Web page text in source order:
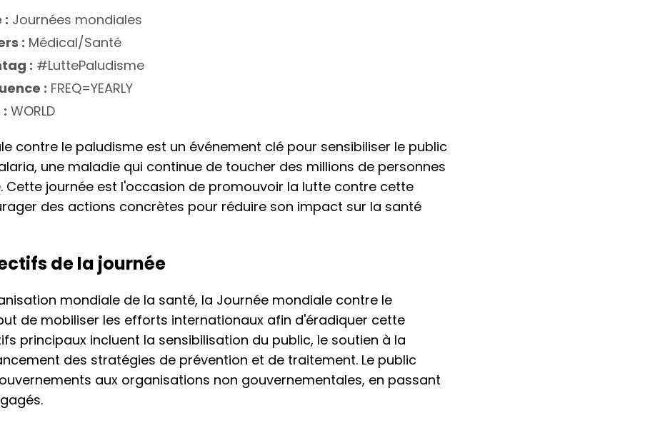
: Journées mondiales
: Médical/Santé
: #LuttePaludisme
: FREQ=YEARLY
WORLD
contre le paludisme est un événement clé pour sensibiliser le public
une maladie qui continue de toucher des millions de personnes
Cette journée est l'occasion de promouvoir la lutte contre cette
des actions concrètes pour réduire son impact sur la santé
de la journée
mondiale de la santé, la Journée mondiale contre le
de mobiliser les efforts internationaux afin d'éradiquer cette
principaux incluent la sensibilisation du public, le soutien à la
des stratégies de prévention et de traitement. Le public
aux organisations non gouvernementales, en passant